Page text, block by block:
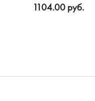
1104.00 руб.